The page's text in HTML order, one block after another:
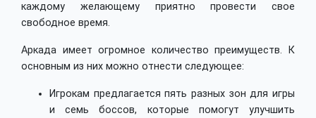
каждому желающему приятно провести свое
свободное время.
Аркада имеет огромное количество преимуществ. К
основным из них можно отнести следующее:
Игрокам предлагается пять разных зон для игры
и семь боссов, которые помогут улучшить